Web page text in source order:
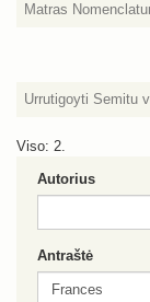
Matras
Urrutigoyti Semitu
Viso: 2.
Autorius
Antraštė